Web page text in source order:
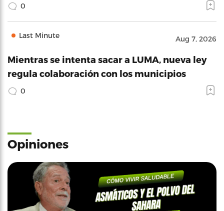
0
Last Minute Aug 7, 2026
Mientras se intenta sacar a LUMA, nueva ley
regula colaboración con los municipios
0
Opiniones